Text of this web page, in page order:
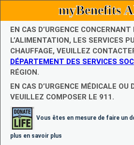
myBenefits
EN CAS D’URGENCE
L’ALIMENTATION, LES SERVICES
CHAUFFAGE, VEUILLEZ
DÉPARTEMENT DES SERVICES
RÉGION.
EN CAS D’URGENCE MÉDICALE OU
VEUILLEZ COMPOSER LE 911.
Vous êtes en mesure de faire un
plus en savoir plus